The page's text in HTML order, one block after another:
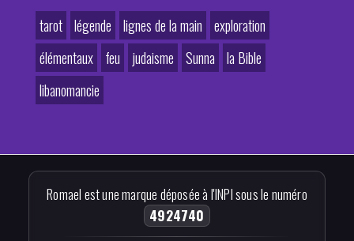
tarot légende lignes de la main
exploration
élémentaux
feu judaisme Sunna
la Bible
libanomancie
Romael est une marque déposée à l'INPI sous le numéro
4924740